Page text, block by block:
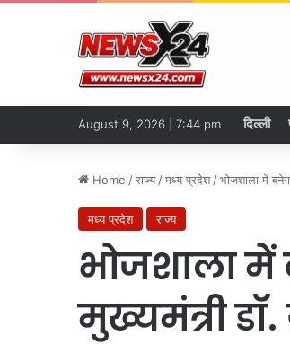
August 9, 2026 | 7:44 pm दिल्ली
Home /राज्य /मध्य प्रदेश /भोजशाला में
मध्य प्रदेश राज्य
भोजशाला में
मुख्यमंत्री